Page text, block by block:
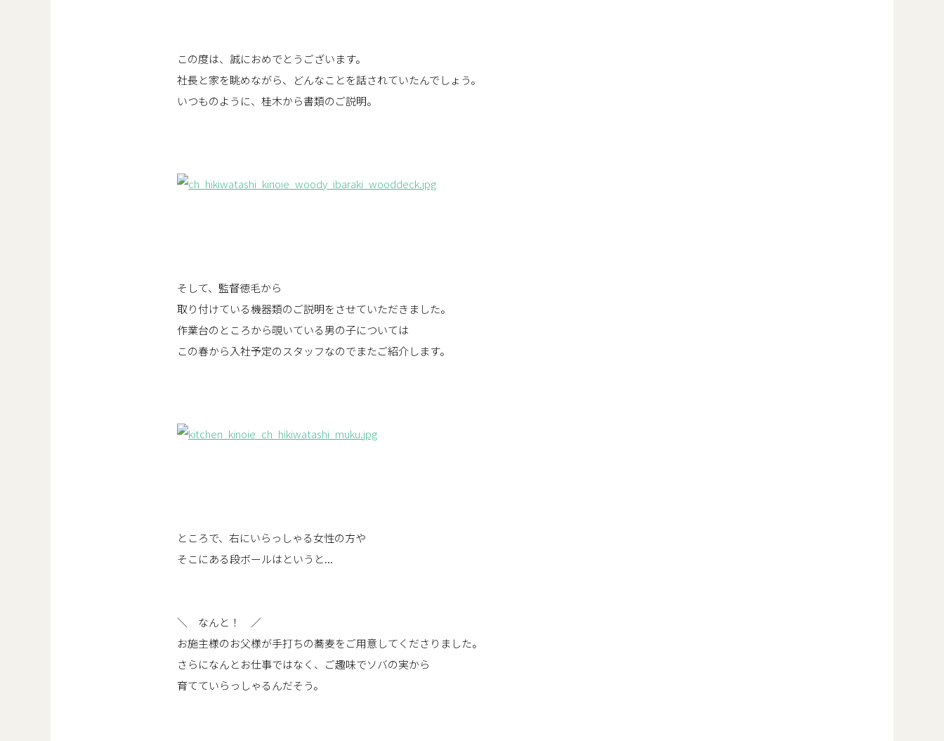
この度は、誠におめでとうございます。
社長と家を眺めながら、どんなことを話されていたんでしょう。
いつものように、桂木から書類のご説明。
そして、監督徳毛から
取り付けている機器類のご説明をさせていただきました。
作業台のところから覗いている男の子については
この春から入社予定のスタッフなのでまたご紹介します。
ところで、右にいらっしゃる女性の方や
そこにある段ボールはというと...
＼ なんと！ ／
お施主様のお父様が手打ちの蕎麦をご用意してくださりました。
さらになんとお仕事ではなく、ご趣味でソバの実から
育てていらっしゃるんだそう。